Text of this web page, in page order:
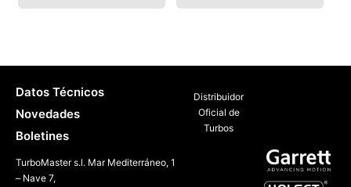
Distribuidor
Oficial de
Turbos
Datos Técnicos
Novedades
Boletines
TurboMaster s.l. Mar Mediterráneo, 1
– Nave 7,